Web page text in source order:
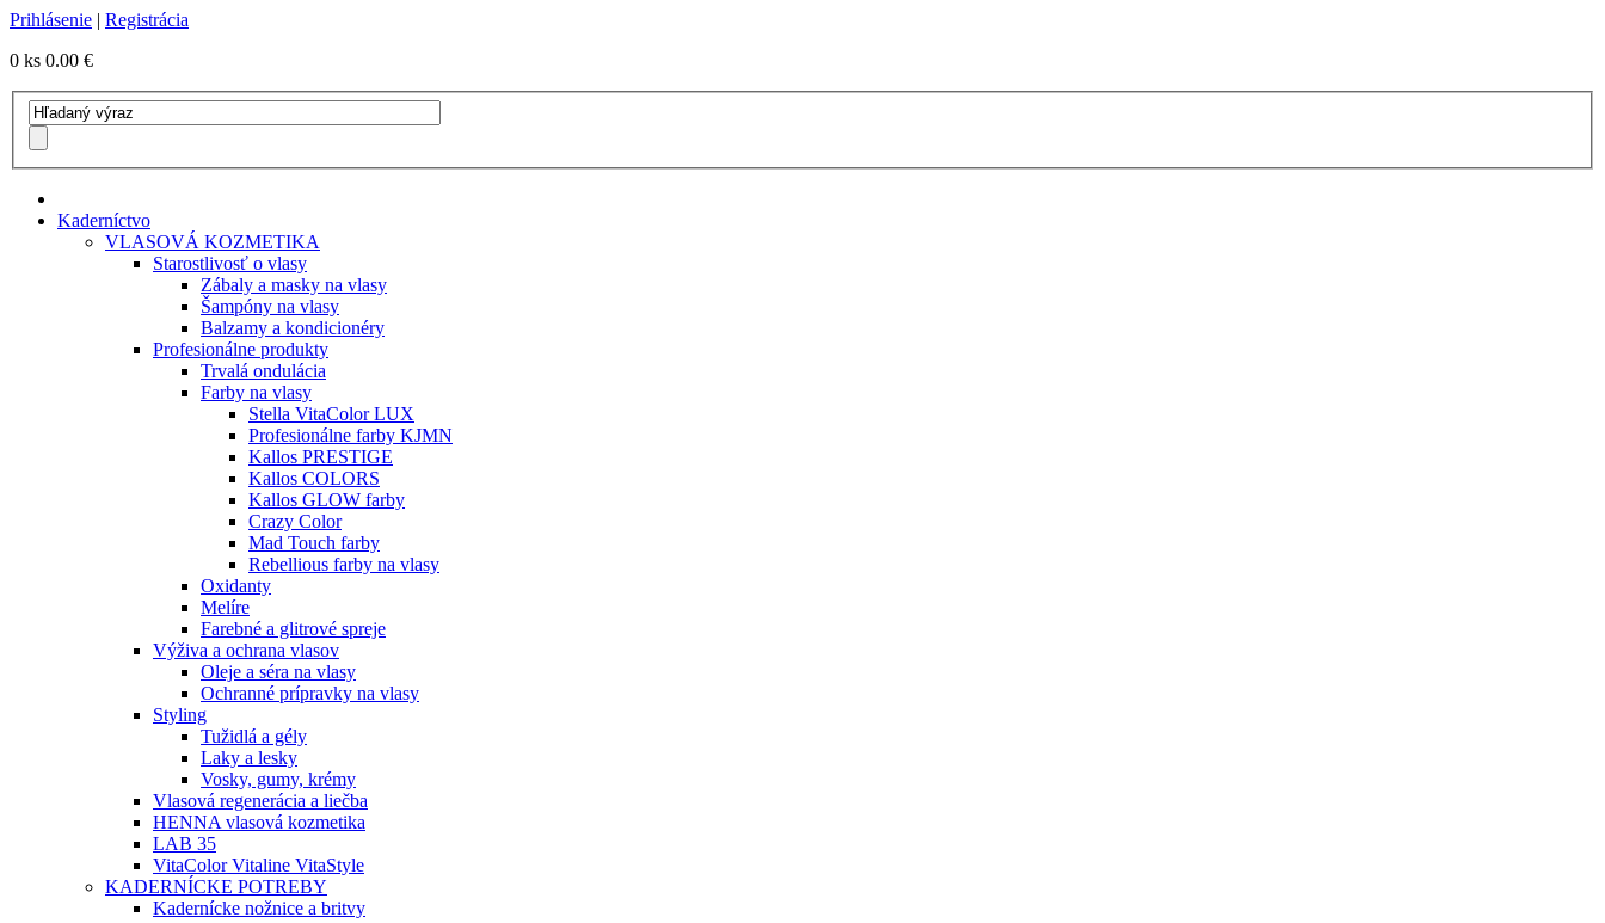
Prihlásenie | Registrácia
0 ks 0.00 €
Kaderníctvo
VLASOVÁ KOZMETIKA
Starostlivosť o vlasy
Zábaly a masky na vlasy
Šampóny na vlasy
Balzamy a kondicionéry
Profesionálne produkty
Trvalá ondulácia
Farby na vlasy
Stella VitaColor LUX
Profesionálne farby KJMN
Kallos PRESTIGE
Kallos COLORS
Kallos GLOW farby
Crazy Color
Mad Touch farby
Rebellious farby na vlasy
Oxidanty
Melíre
Farebné a glitrové spreje
Výživa a ochrana vlasov
Oleje a séra na vlasy
Ochranné prípravky na vlasy
Styling
Tužidlá a gély
Laky a lesky
Vosky, gumy, krémy
Vlasová regenerácia a liečba
HENNA vlasová kozmetika
LAB 35
VitaColor Vitaline VitaStyle
KADERNÍCKE POTREBY
Kadernícke nožnice a britvy